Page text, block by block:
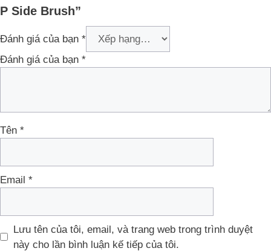
P Side Brush”
Đánh giá của bạn *
Đánh giá của bạn *
Tên *
Email *
Lưu tên của tôi, email, và trang web trong trình duyệt
này cho lần bình luận kế tiếp của tôi.